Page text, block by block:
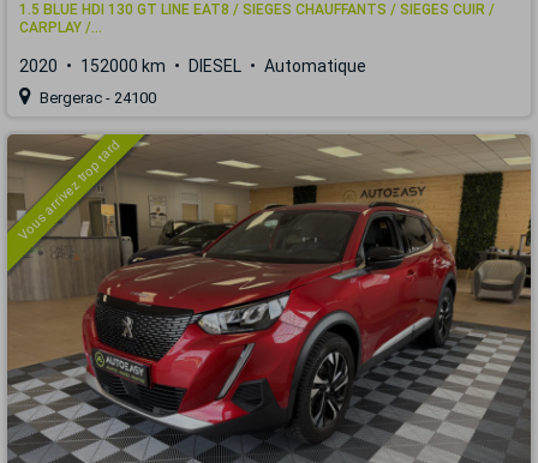
1.5 BLUE HDI 130 GT LINE EAT8 / SIEGES CHAUFFANTS / SIEGES CUIR /
CARPLAY /...
2020 152000 km DIESEL Automatique
Bergerac - 24100
Vous arrivez trop tard